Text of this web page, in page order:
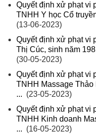
Quyết định xử phạt vi
TNHH Y học Cổ
(13-06-2023)
Quyết định xử phạt vi
Thị Cúc, sinh năm
(30-05-2023)
Quyết định xử phạt vi
TNHH Massage Thảo
... (23-05-2023)
Quyết định xử phạt vi
TNHH Kinh doanh
... (16-05-2023)